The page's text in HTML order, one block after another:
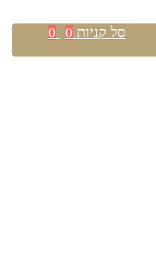
סל קניות 0
0